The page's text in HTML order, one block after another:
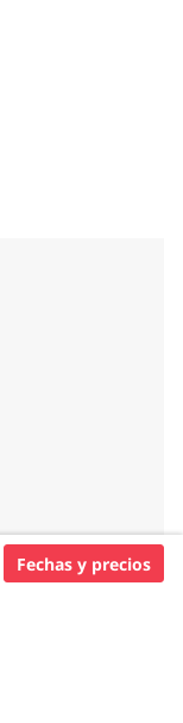
Fechas y precios